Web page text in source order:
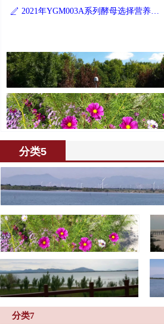
分类5
ꄅ 2021年YGM003A系列酵母选择营养缺陷培养基-& Ura Minus Media
分类7